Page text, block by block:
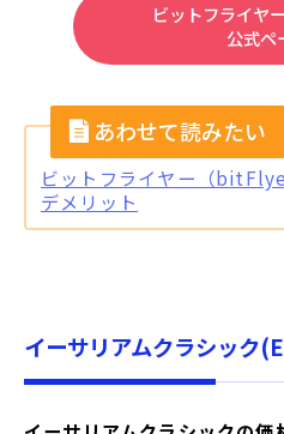
ビットフライヤ
公式ペ
ビットフライヤー（
デメリット
イーサリアムクラシック